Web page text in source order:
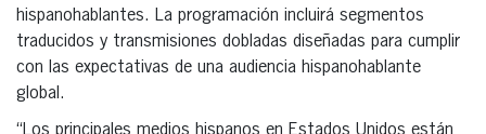
hispanohablantes. La programación incluirá segmentos
traducidos y transmisiones dobladas diseñadas para cumplir
con las expectativas de una audiencia hispanohablante
global.
“Los principales medios hispanos en Estados Unidos están